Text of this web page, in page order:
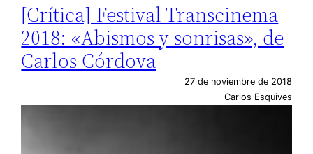
[Crítica] Festival Transcinema
2018: «Abismos y sonrisas», de
Carlos Córdova
27 de noviembre de 2018
Carlos Esquives